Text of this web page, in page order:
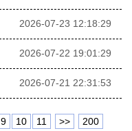
2026-07-23 12:18:29
2026-07-22 19:01:29
2026-07-21 22:31:53
9 10 11 >> 200